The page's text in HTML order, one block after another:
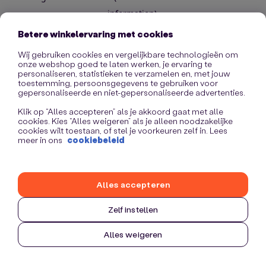
information).
Betere winkelervaring met cookies
Wij gebruiken cookies en vergelijkbare technologieën om
onze webshop goed te laten werken, je ervaring te
personaliseren, statistieken te verzamelen en, met jouw
toestemming, persoonsgegevens te gebruiken voor
gepersonaliseerde en niet-gepersonaliseerde advertenties.
Klik op “Alles accepteren” als je akkoord gaat met alle
cookies. Kies “Alles weigeren” als je alleen noodzakelijke
cookies wilt toestaan, of stel je voorkeuren zelf in. Lees
meer in ons cookiebeleid
Zelf instellen
Alles weigeren
Alles accepteren